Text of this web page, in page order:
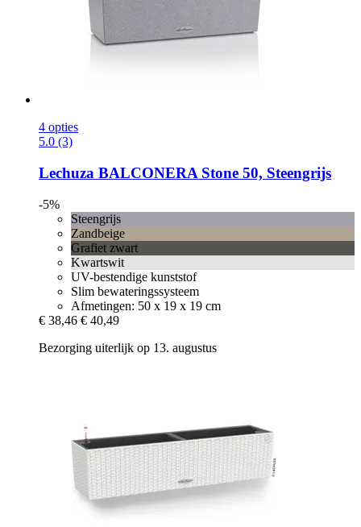
4 opties
5.0 (3)
Lechuza BALCONERA Stone 50, Steengrijs
-5%
Steengrijs
Zandbeige
Grafiet zwart
Kwartswit
UV-bestendige kunststof
Slim bewateringssysteem
Afmetingen: 50 x 19 x 19 cm
€ 38,46 € 40,49
Bezorging uiterlijk op 13. augustus